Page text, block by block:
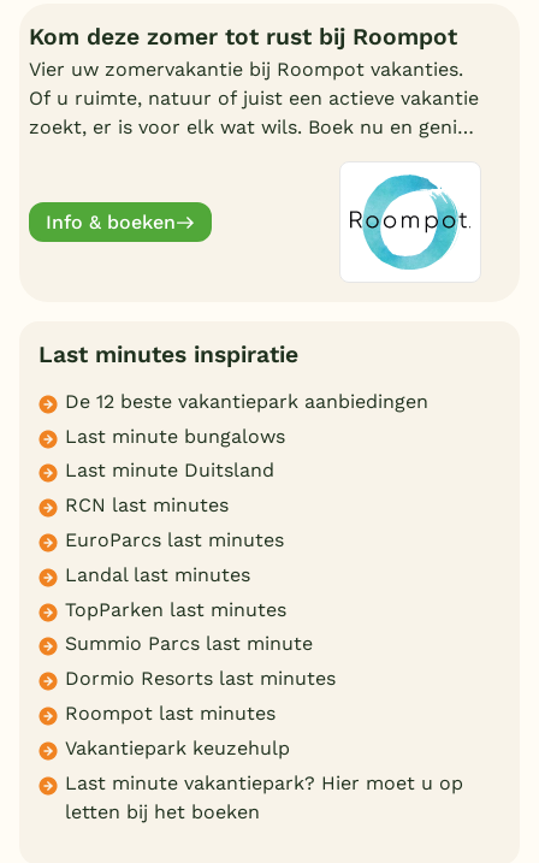
Kom deze zomer tot rust bij Roompot
Vier uw zomervakantie bij Roompot vakanties.
Of u ruimte, natuur of juist een actieve vakantie
zoekt, er is voor elk wat wils. Boek nu en geniet
Info & boeken
Last minutes inspiratie
De 12 beste vakantiepark aanbiedingen
Last minute bungalows
Last minute Duitsland
RCN last minutes
EuroParcs last minutes
Landal last minutes
TopParken last minutes
Summio Parcs last minute
Dormio Resorts last minutes
Roompot last minutes
Vakantiepark keuzehulp
Last minute vakantiepark? Hier moet u op
letten bij het boeken